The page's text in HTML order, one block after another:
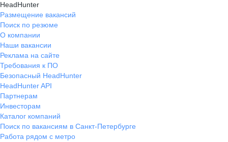
HeadHunter
Размещение вакансий
Поиск по резюме
О компании
Наши вакансии
Реклама на сайте
Требования к ПО
Безопасный HeadHunter
HeadHunter API
Партнерам
Инвесторам
Каталог компаний
Поиск по вакансиям в Санкт-Петербурге
Работа рядом с метро